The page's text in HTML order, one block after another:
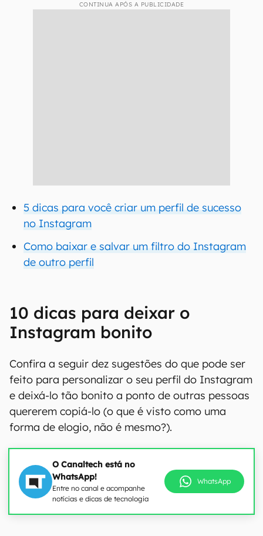
CONTINUA APÓS A PUBLICIDADE
5 dicas para você criar um perfil de sucesso
no Instagram
Como baixar e salvar um filtro do Instagram
de outro perfil
10 dicas para deixar o
Instagram bonito
Confira a seguir dez sugestões do que pode ser
feito para personalizar o seu perfil do Instagram
e deixá-lo tão bonito a ponto de outras pessoas
quererem copiá-lo (o que é visto como uma
forma de elogio, não é mesmo?).
O Canaltech está no
WhatsApp!
Entre no canal e acompanhe
notícias e dicas de tecnologia
WhatsApp